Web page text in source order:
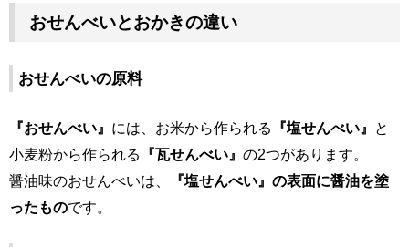
おせんべいとおかきの違い
おせんべいの原料
『おせんべい』 には、お米から作られる 『塩せんべい』
と
小麦粉から作られる
『瓦せんべい』 の2つがあります。
醤油味のおせんべいは、
『塩せんべい』の表面に醤油を塗
ったものです。